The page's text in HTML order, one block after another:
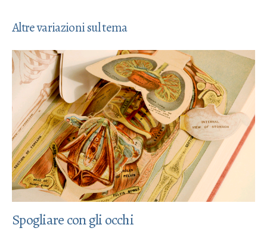
Altre variazioni sul tema
Spogliare con gli occhi